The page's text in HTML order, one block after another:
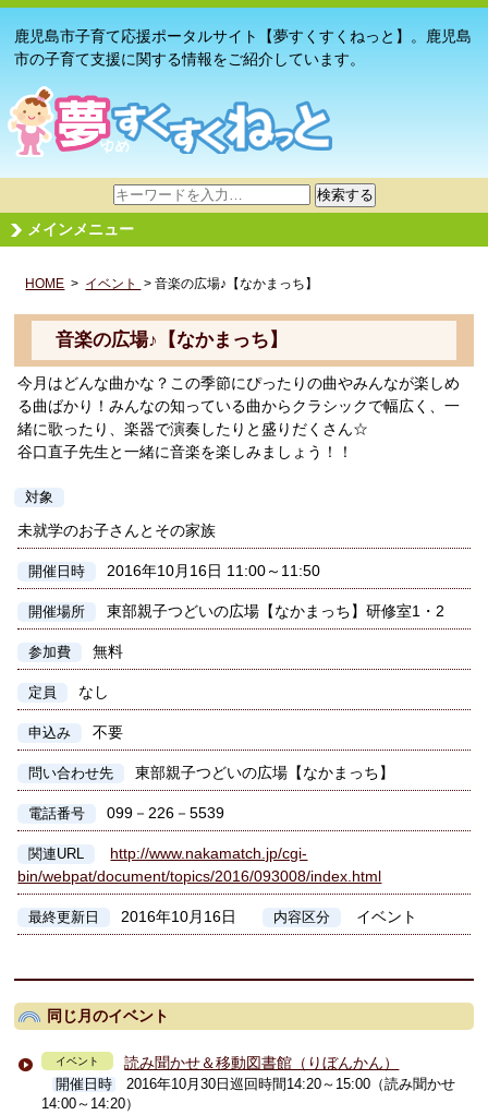
鹿児島市子育て応援ポータルサイト【夢すくすくねっと】。鹿児島
市の子育て支援に関する情報をご紹介しています。
サ
イ
ト
検
検索する
メインメニュー
HOME > イベント > 音楽の広場♪【なかまっち】
音楽の広場♪【なかまっち】
今月はどんな曲かな？この季節にぴったりの曲やみんなが楽しめ
る曲ばかり！みんなの知っている曲からクラシックで幅広く、一
緒に歌ったり、楽器で演奏したりと盛りだくさん☆
谷口直子先生と一緒に音楽を楽しみましょう！！
対象
未就学のお子さんとその家族
開催日時 2016年10月16日 11:00～11:50
開催場所 東部親子つどいの広場【なかまっち】研修室1・2
参加費 無料
定員 なし
申込み 不要
問い合わせ先 東部親子つどいの広場【なかまっち】
電話番号 099－226－5539
関連URL
http://www.nakamatch.jp/cgi-
bin/webpat/document/topics/2016/093008/index.html
最終更新日 2016年10月16日 内容区分 イベント
同じ月のイベント
イベント 読み聞かせ＆移動図書館（りぼんかん）
開催日時
2016年10月30日巡回時間14:20～15:00（読み聞かせ
14:00～14:20）